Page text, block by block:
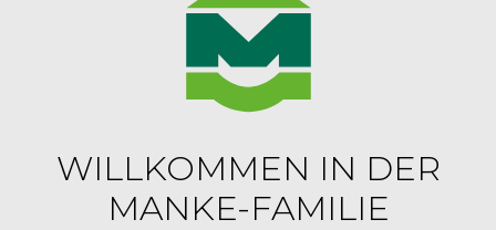
WILLKOMMEN IN DER
MANKE-FAMILIE